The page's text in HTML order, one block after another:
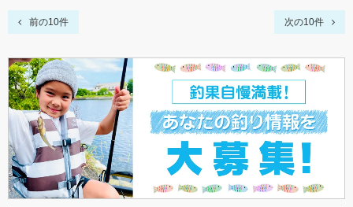
前の10件 次の10件